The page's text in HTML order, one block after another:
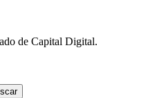
de Capital Digital.